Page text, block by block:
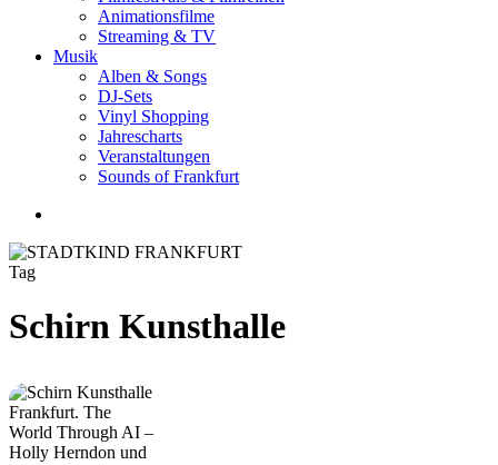
Animationsfilme
Streaming & TV
Musik
Alben & Songs
DJ-Sets
Vinyl Shopping
Jahrescharts
Veranstaltungen
Sounds of Frankfurt
Tag
Schirn Kunsthalle